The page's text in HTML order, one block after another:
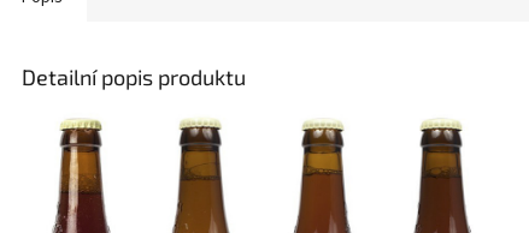
Detailní popis produktu